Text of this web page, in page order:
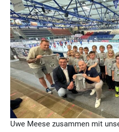
Uwe Meese zusammen mit